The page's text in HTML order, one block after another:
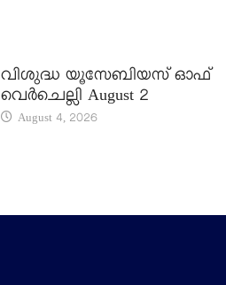
വിശുദ്ധ യൂസേബിയസ് ഓഫ്
വെർചെല്ലി August 2
August 4, 2026